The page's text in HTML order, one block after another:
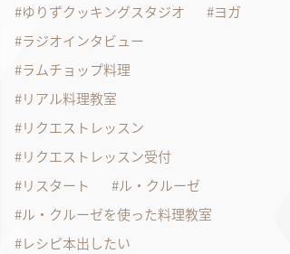
ゆりずクッキングスタジオ
ヨガ
ラジオインタビュー
ラムチョップ料理
リアル料理教室
リクエストレッスン
リクエストレッスン受付
リスタート
ル・クルーゼ
ル・クルーゼを使った料理教室
レシピ本出したい